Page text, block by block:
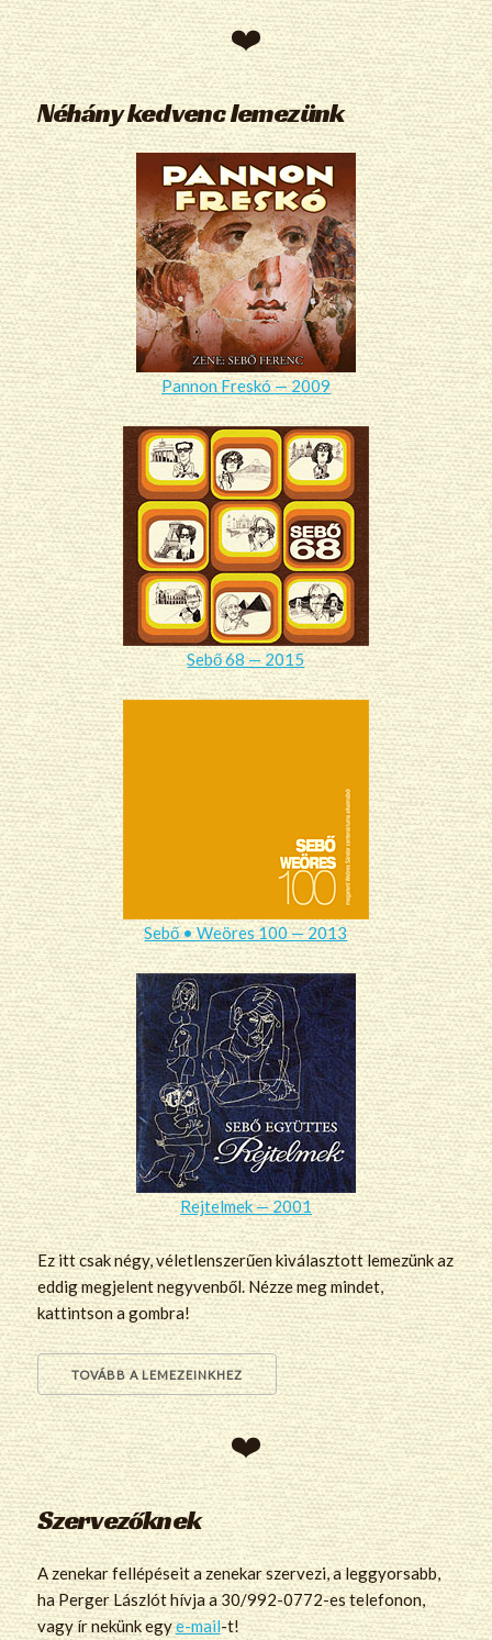
Néhány kedvenc lemezünk
Pannon Freskó — 2009
Sebő 68 — 2015
Sebő • Weöres 100 — 2013
Rejtelmek — 2001
Ez itt csak négy, véletlenszerűen kiválasztott lemezünk az
eddig megjelent negyvenből. Nézze meg mindet,
kattintson a gombra!
TOVÁBB A LEMEZEINKHEZ
Szervezőknek
A zenekar fellépéseit a zenekar szervezi, a leggyorsabb,
ha Perger Lászlót hívja a 30/992-0772-es telefonon,
vagy ír nekünk egye-mail-t!